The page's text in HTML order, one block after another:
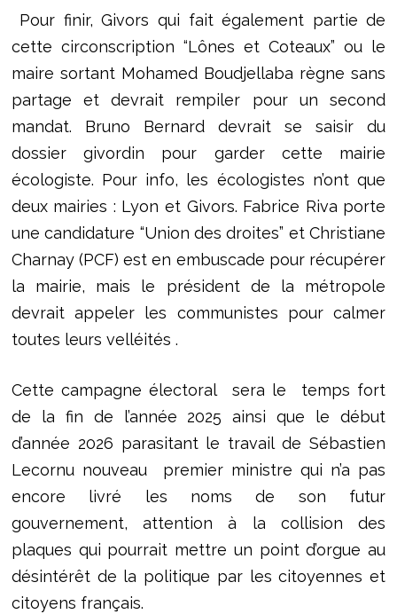
Pour finir, Givors qui fait également partie de
cette circonscription “Lônes et Coteaux” ou le
maire sortant Mohamed Boudjellaba règne sans
partage et devrait rempiler pour un second
mandat. Bruno Bernard devrait se saisir du
dossier givordin pour garder cette mairie
écologiste. Pour info, les écologistes n’ont que
deux mairies : Lyon et Givors. Fabrice Riva porte
une candidature “Union des droites” et Christiane
Charnay (PCF) est en embuscade pour récupérer
la mairie, mais le président de la métropole
devrait appeler les communistes pour calmer
toutes leurs velléités .
Cette campagne électoral sera le temps fort
de la fin de l’année 2025 ainsi que le début
d’année 2026 parasitant le travail de Sébastien
Lecornu nouveau premier ministre qui n’a pas
encore livré les noms de son futur
gouvernement, attention à la collision des
plaques qui pourrait mettre un point d’orgue au
désintérêt de la politique par les citoyennes et
citoyens français.